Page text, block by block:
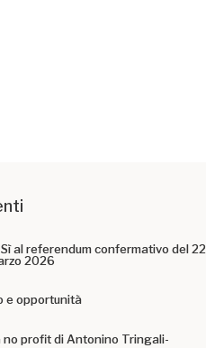
al referendum confermativo del 22
2026
e opportunità
no profit di Antonino Tringali-